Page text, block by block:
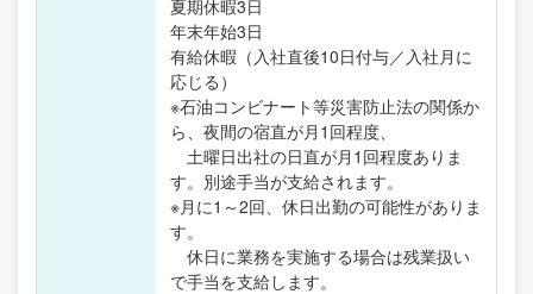
夏期休暇3日
年末年始3日
有給休暇（入社直後10日付与／入社月に
応じる）
※石油コンビナート等災害防止法の関係か
ら、夜間の宿直が月1回程度、
土曜日出社の日直が月1回程度ありま
す。別途手当が支給されます。
※月に1～2回、休日出勤の可能性がありま
す。
休日に業務を実施する場合は残業扱い
で手当を支給します。